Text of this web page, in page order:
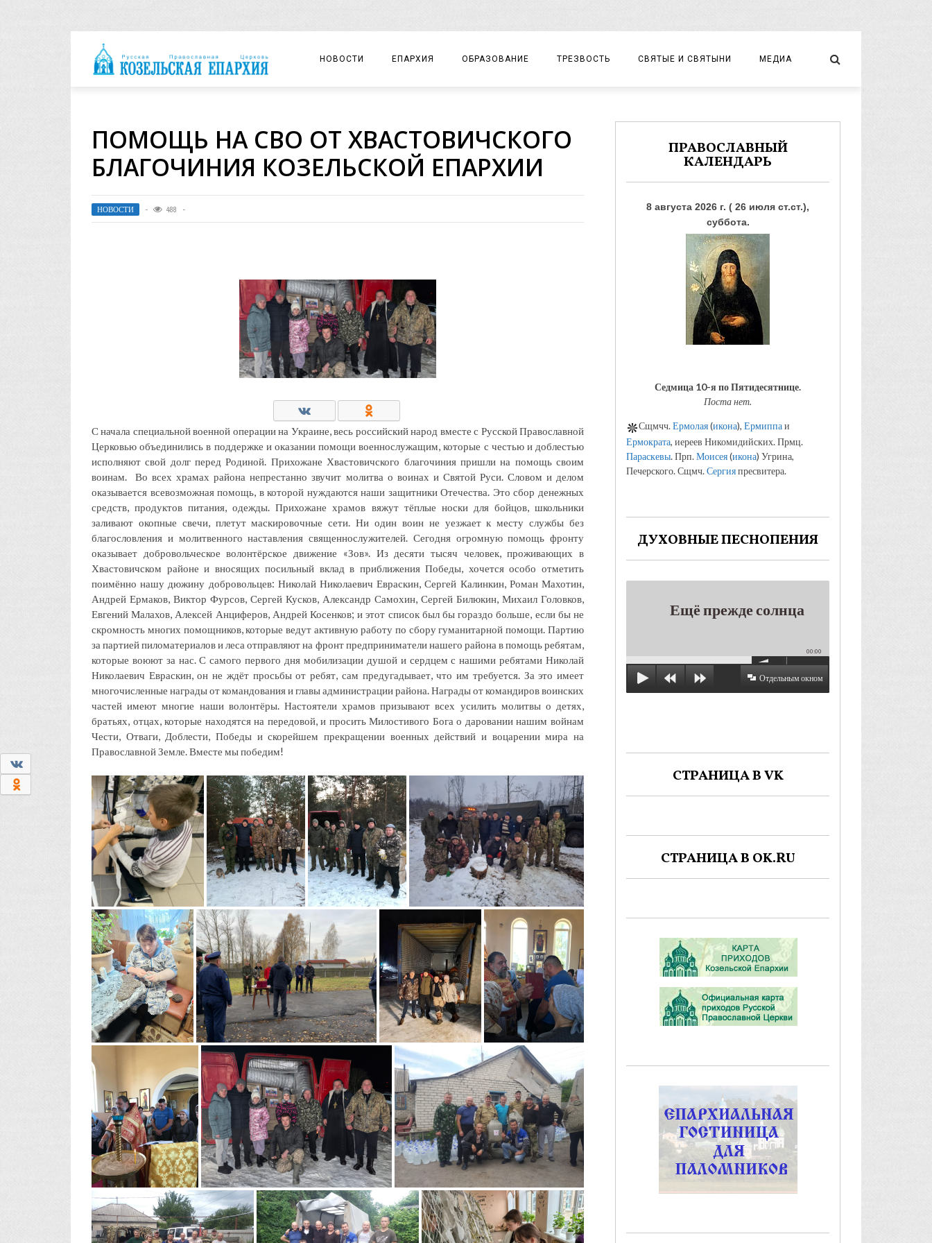
НОВОСТИ ЕПАРХИЯ
ЕПАРХИАЛЬНОЕ УПРАВЛЕНИЕ
ДОКУМЕНТЫ
ЕПАРХИАЛЬНЫЕ ОТДЕЛЫ
ДУХОВЕНСТВО
ХРАМЫ И МОНАСТЫРИ
МАТЕРИАЛЫ
КОНТАКТЫ/РЕКВИЗИТЫ
ОБРАЗОВАНИЕ
ЦЕНТР «ВОЗРОЖДЕНИЕ»
ДЕТСКИЙ ТУРИЗМ
ТРЕЗВОСТЬ
ДОКУМЕНТЫ
СВЯТЫЕ И СВЯТЫНИ МЕДИА
ФОТО
ПОМОЩЬ НА СВО ОТ ХВАСТОВИЧСКОГО
БЛАГОЧИНИЯ КОЗЕЛЬСКОЙ ЕПАРХИИ
НОВОСТИ 488
С начала специальной военной операции на Украине, весь российский народ вместе с Русской Православной
Церковью объединились в поддержке и оказании помощи военнослужащим, которые с честью и доблестью
исполняют свой долг перед Родиной. Прихожане Хвастовичского благочиния пришли на помощь своим
воинам. Во всех храмах района непрестанно звучит молитва о воинах и Святой Руси. Словом и делом
оказывается всевозможная помощь, в которой нуждаются наши защитники Отечества. Это сбор денежных
средств, продуктов питания, одежды. Прихожане храмов вяжут тёплые носки для бойцов, школьники
заливают окопные свечи, плетут маскировочные сети. Ни один воин не уезжает к месту службы без
благословления и молитвенного наставления священнослужителей. Сегодня огромную помощь фронту
оказывает добровольческое волонтёрское движение «Зов». Из десяти тысяч человек, проживающих в
Хвастовичском районе и вносящих посильный вклад в приближения Победы, хочется особо отметить
поимённо нашу дюжину добровольцев: Николай Николаевич Евраскин, Сергей Калинкин, Роман Махотин,
Андрей Ермаков, Виктор Фурсов, Сергей Кусков, Александр Самохин, Сергей Билюкин, Михаил Головков,
Евгений Малахов, Алексей Анциферов, Андрей Косенков; и этот список был бы гораздо больше, если бы не
скромность многих помощников, которые ведут активную работу по сбору гуманитарной помощи. Партию
за партией пиломатериалов и леса отправляют на фронт предприниматели нашего района в помощь ребятам,
которые воюют за нас. С самого первого дня мобилизации душой и сердцем с нашими ребятами Николай
Николаевич Евраскин, он не ждёт просьбы от ребят, сам предугадывает, что им требуется. За это имеет
многочисленные награды от командования и главы администрации района. Награды от командиров воинских
частей имеют многие наши волонтёры. Настоятели храмов призывают всех усилить молитвы о детях,
братьях, отцах, которые находятся на передовой, и просить Милостивого Бога о даровании нашим войнам
Чести, Отваги, Доблести, Победы и скорейшем прекращении военных действий и воцарении мира на
Православной Земле. Вместе мы победим!
ПРАВОСЛАВНЫЙ
КАЛЕНДАРЬ
8 августа 2026 г. ( 26 июля ст.ст.),
суббота.
Седмица 10-я по Пятидесятнице.
Поста нет.
Сщмчч.Ермолая(икона), Ермиппаи
Ермократа, иереев Никомидийских. Прмц.
Параскевы. Прп.Моисея(икона) Угрина,
Печерского. Сщмч.Сергияпресвитера.
ДУХОВНЫЕ ПЕСНОПЕНИЯ
Ещё прежде солнца
00:00
Отдельным окном
СТРАНИЦА В VK
СТРАНИЦА В OK.RU